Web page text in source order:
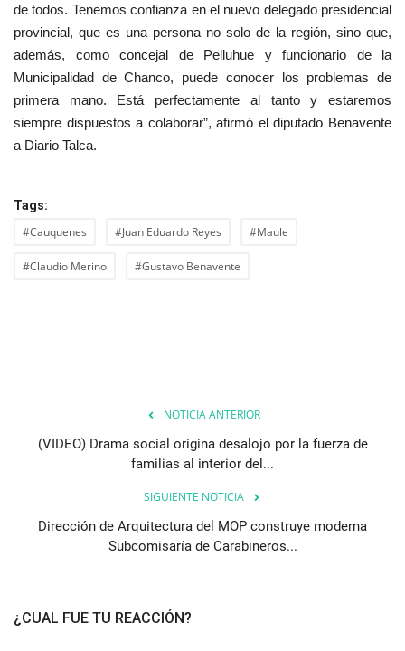
de todos. Tenemos confianza en el nuevo delegado presidencial
provincial, que es una persona no solo de la región, sino que,
además, como concejal de Pelluhue y funcionario de la
Municipalidad de Chanco, puede conocer los problemas de
primera mano. Está perfectamente al tanto y estaremos
siempre dispuestos a colaborar”, afirmó el diputado Benavente
a Diario Talca.
Tags:
#Cauquenes #Juan Eduardo Reyes #Maule
#Claudio Merino #Gustavo Benavente
NOTICIA ANTERIOR
(VIDEO) Drama social origina desalojo por la fuerza de
familias al interior del...
SIGUIENTE NOTICIA
Dirección de Arquitectura del MOP construye moderna
Subcomisaría de Carabineros...
¿CUAL FUE TU REACCIÓN?